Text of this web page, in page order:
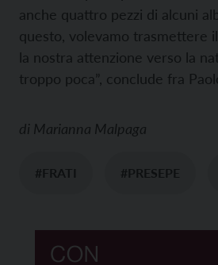
anche quattro pezzi di alcuni
questo, volevamo trasmettere
la nostra attenzione verso la
troppo poca”, conclude fra
di Marianna Malpaga
#FRATI #PRESEPE